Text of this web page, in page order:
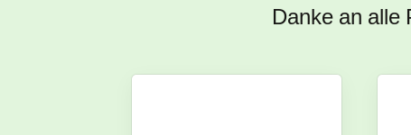
Danke an alle